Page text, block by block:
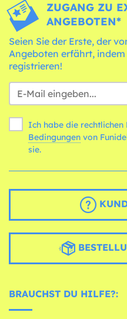
ZUGANG ZU
ANGEBOTEN*
Seien Sie der Erste, der
Angeboten erfährt,
registrieren!
Ich habe die rechtlichen
Bedingungen
sie.
BRAUCHST DU HILFE?: